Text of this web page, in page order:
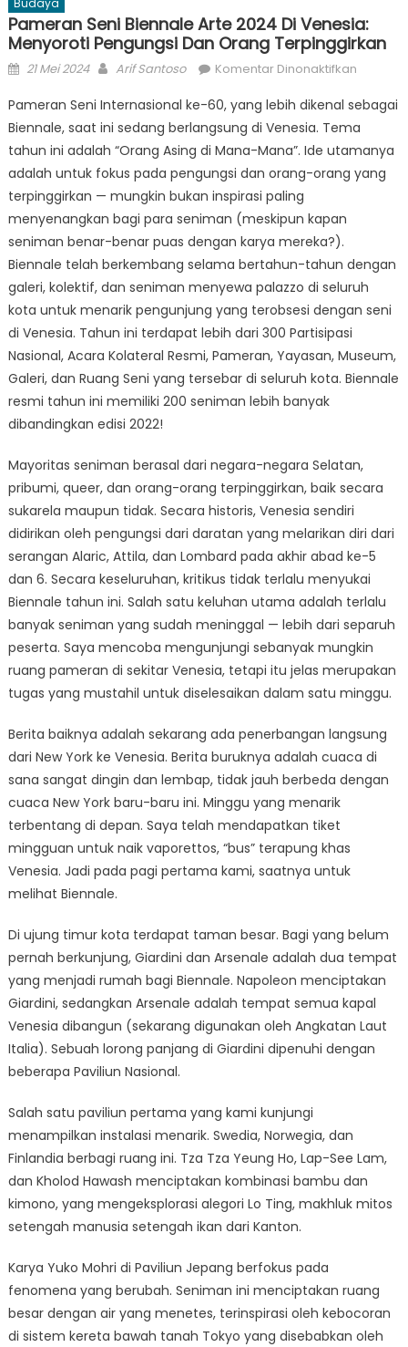
Budaya
Pameran Seni Biennale Arte 2024 Di Venesia:
Menyoroti Pengungsi Dan Orang Terpinggirkan
Posted
21 Mei 2024 Author
Arif Santoso Komentar Dinonaktifkanpada
Seni
Biennale
Arte
2024
dan
Pameran Seni Internasional ke-60, yang lebih dikenal sebagai
Biennale, saat ini sedang berlangsung di Venesia. Tema
tahun ini adalah “Orang Asing di Mana-Mana”. Ide utamanya
adalah untuk fokus pada pengungsi dan orang-orang yang
terpinggirkan — mungkin bukan inspirasi paling
menyenangkan bagi para seniman (meskipun kapan
seniman benar-benar puas dengan karya mereka?).
Biennale telah berkembang selama bertahun-tahun dengan
galeri, kolektif, dan seniman menyewa palazzo di seluruh
kota untuk menarik pengunjung yang terobsesi dengan seni
di Venesia. Tahun ini terdapat lebih dari 300 Partisipasi
Nasional, Acara Kolateral Resmi, Pameran, Yayasan, Museum,
Galeri, dan Ruang Seni yang tersebar di seluruh kota. Biennale
resmi tahun ini memiliki 200 seniman lebih banyak
dibandingkan edisi 2022!
Mayoritas seniman berasal dari negara-negara Selatan,
pribumi, queer, dan orang-orang terpinggirkan, baik secara
sukarela maupun tidak. Secara historis, Venesia sendiri
didirikan oleh pengungsi dari daratan yang melarikan diri dari
serangan Alaric, Attila, dan Lombard pada akhir abad ke-5
dan 6. Secara keseluruhan, kritikus tidak terlalu menyukai
Biennale tahun ini. Salah satu keluhan utama adalah terlalu
banyak seniman yang sudah meninggal — lebih dari separuh
peserta. Saya mencoba mengunjungi sebanyak mungkin
ruang pameran di sekitar Venesia, tetapi itu jelas merupakan
tugas yang mustahil untuk diselesaikan dalam satu minggu.
Berita baiknya adalah sekarang ada penerbangan langsung
dari New York ke Venesia. Berita buruknya adalah cuaca di
sana sangat dingin dan lembap, tidak jauh berbeda dengan
cuaca New York baru-baru ini. Minggu yang menarik
terbentang di depan. Saya telah mendapatkan tiket
mingguan untuk naik vaporettos, “bus” terapung khas
Venesia. Jadi pada pagi pertama kami, saatnya untuk
melihat Biennale.
Di ujung timur kota terdapat taman besar. Bagi yang belum
pernah berkunjung, Giardini dan Arsenale adalah dua tempat
yang menjadi rumah bagi Biennale. Napoleon menciptakan
Giardini, sedangkan Arsenale adalah tempat semua kapal
Venesia dibangun (sekarang digunakan oleh Angkatan Laut
Italia). Sebuah lorong panjang di Giardini dipenuhi dengan
beberapa Paviliun Nasional.
Salah satu paviliun pertama yang kami kunjungi
menampilkan instalasi menarik. Swedia, Norwegia, dan
Finlandia berbagi ruang ini. Tza Tza Yeung Ho, Lap-See Lam,
dan Kholod Hawash menciptakan kombinasi bambu dan
kimono, yang mengeksplorasi alegori Lo Ting, makhluk mitos
setengah manusia setengah ikan dari Kanton.
Karya Yuko Mohri di Paviliun Jepang berfokus pada
fenomena yang berubah. Seniman ini menciptakan ruang
besar dengan air yang menetes, terinspirasi oleh kebocoran
di sistem kereta bawah tanah Tokyo yang disebabkan oleh